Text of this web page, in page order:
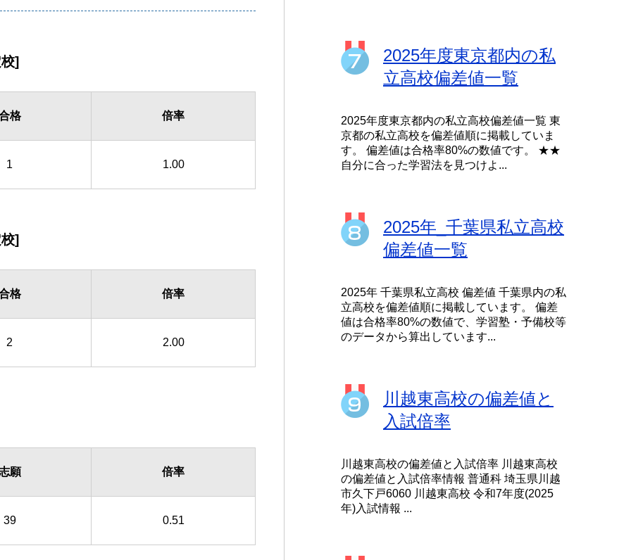
]
格 倍率
1 1.00
]
格 倍率
2 2.00
願 倍率
39 0.51
2025年度東京都内の私
立高校偏差値一覧
2025年度東京都内の私立高校偏差値一覧 東
京都の私立高校を偏差値順に掲載していま
す。 偏差値は合格率80%の数値です。 ★★
自分に合った学習法を見つけよ...
2025年_千葉県私立高校
偏差値一覧
2025年 千葉県私立高校 偏差値 千葉県内の私
立高校を偏差値順に掲載しています。 偏差
値は合格率80%の数値で、学習塾・予備校等
のデータから算出しています...
川越東高校の偏差値と
入試倍率
川越東高校の偏差値と入試倍率 川越東高校
の偏差値と入試倍率情報 普通科 埼玉県川越
市久下戸6060 川越東高校 令和7年度(2025
年)入試情報 ...